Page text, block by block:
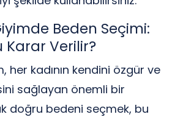
Beden Seçimi:
Karar Verilir?
her kadının kendini özgür ve
sağlayan önemli bir
doğru bedeni seçmek, bu